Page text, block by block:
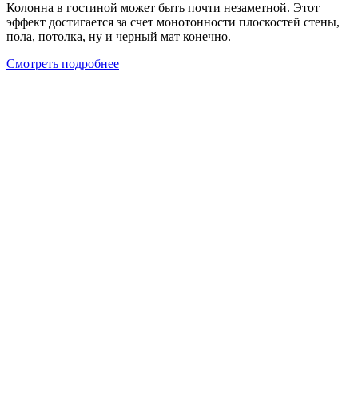
Колонна в гостиной может быть почти незаметной. Этот
эффект достигается за счет монотонности плоскостей стены,
пола, потолка, ну и черный мат конечно.
Смотреть подробнее